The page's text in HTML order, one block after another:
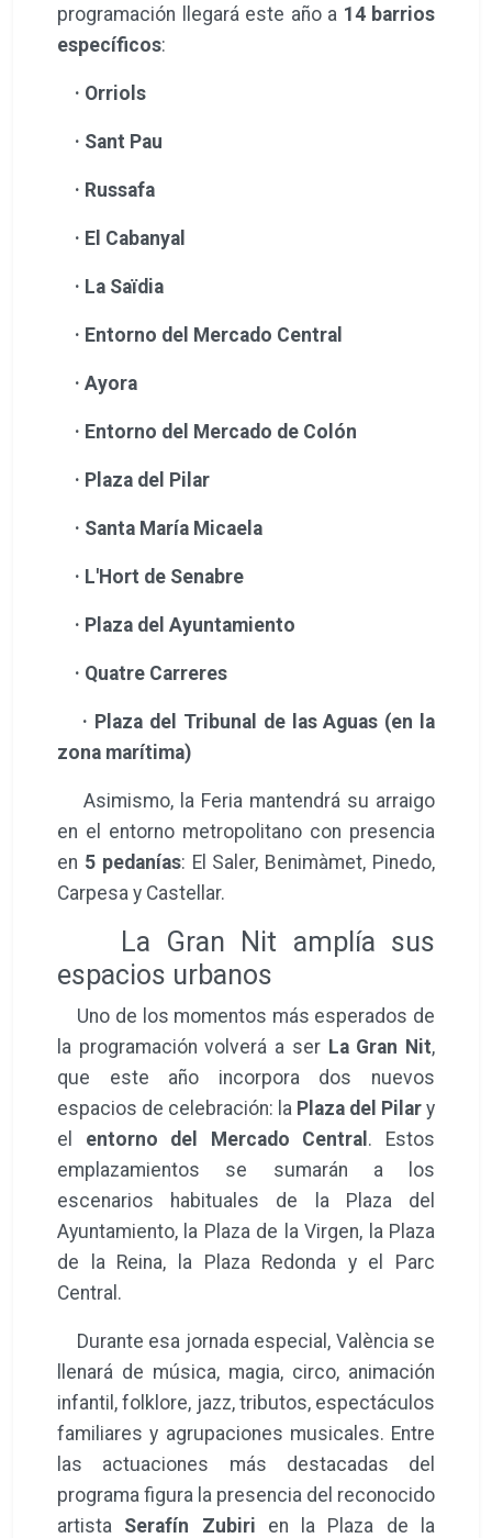
programación llegará este año a 14 barrios
específicos:
· Orriols
· Sant Pau
· Russafa
· El Cabanyal
· La Saïdia
· Entorno del Mercado Central
· Ayora
· Entorno del Mercado de Colón
· Plaza del Pilar
· Santa María Micaela
· L'Hort de Senabre
· Plaza del Ayuntamiento
· Quatre Carreres
· Plaza del Tribunal de las Aguas (en la
zona marítima)
Asimismo, la Feria mantendrá su arraigo
en el entorno metropolitano con presencia
en 5 pedanías: El Saler, Benimàmet, Pinedo,
Carpesa y Castellar.
La Gran Nit amplía sus
espacios urbanos
Uno de los momentos más esperados de
la programación volverá a ser La Gran Nit,
que este año incorpora dos nuevos
espacios de celebración: la Plaza del Pilar y
el entorno del Mercado Central . Estos
emplazamientos se sumarán a los
escenarios habituales de la Plaza del
Ayuntamiento, la Plaza de la Virgen, la Plaza
de la Reina, la Plaza Redonda y el Parc
Central.
Durante esa jornada especial, València se
llenará de música, magia, circo, animación
infantil, folklore, jazz, tributos, espectáculos
familiares y agrupaciones musicales. Entre
las actuaciones más destacadas del
programa figura la presencia del reconocido
artista Serafín Zubiri en la Plaza de la